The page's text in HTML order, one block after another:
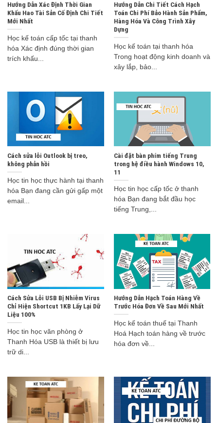
Hướng Dẫn Xác Định Thời Gian
Khấu Hao Tài Sản Cố Định Chi Tiết
Mới Nhất
Học kế toán cấp tốc tại thanh
hóa Xác định đúng thời gian
trích khấu...
Hướng Dẫn Chi Tiết Cách Hạch
Toán Chi Phí Bảo Hành Sản Phẩm,
Hàng Hóa Và Công Trình Xây
Dựng
Học kế toán tại thanh hóa
Trong hoạt động kinh doanh và
xây lắp, bảo...
Cách sửa lỗi Outlook bị treo,
không phản hồi
Học tin học thực hành tại thanh
hóa Bạn đang cần gửi gấp một
email...
Cài đặt bàn phím tiếng Trung
trong hệ điều hành Windows 10,
11
Học tin học cấp tốc ở thanh
hóa Bạn đang bắt đầu học
tiếng Trung,...
Cách Sửa Lỗi USB Bị Nhiễm Virus
Chỉ Hiện Shortcut 1KB Lấy Lại Dữ
Liệu 100%
Học tin học văn phòng ở
Thanh Hóa USB là thiết bị lưu
trữ di...
Hướng Dẫn Hạch Toán Hàng Về
Trước Hóa Đơn Về Sau Mới Nhất
Học kế toán thuế tại Thanh
Hoá Hạch toán hàng về trước
hóa đơn về...